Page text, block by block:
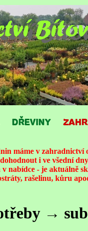
DŘEVINY
máme v zahradnictví
i ve všední
nabídce - je aktuálně
rašelinu, kůru
→